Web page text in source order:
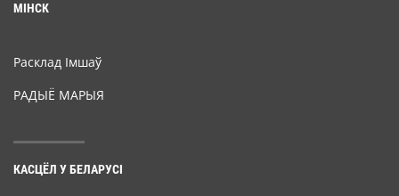
МІНСК
Расклад Імшаў
РАДЫЁ МАРЫЯ
КАСЦЁЛ У БЕЛАРУСІ